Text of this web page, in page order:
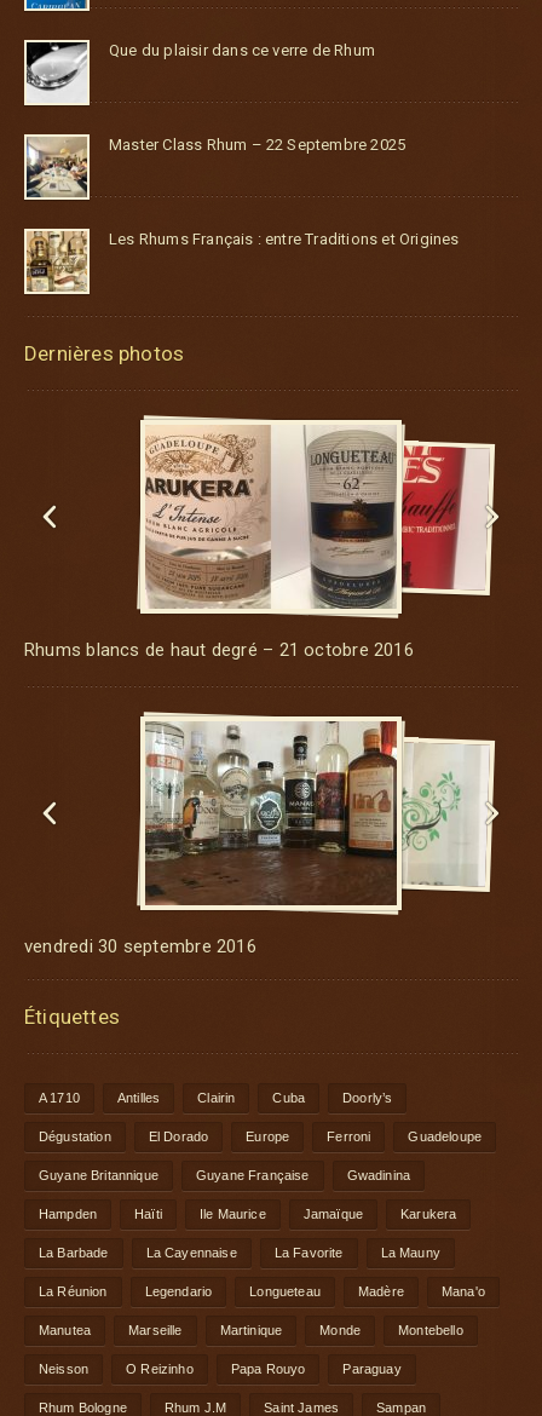
Que du plaisir dans ce verre de Rhum
Master Class Rhum – 22 Septembre 2025
Les Rhums Français : entre Traditions et Origines
Dernières photos
 
Rhums blancs de haut degré – 21 octobre 2016
 
vendredi 30 septembre 2016
Étiquettes
A 1710 Antilles Clairin Cuba Doorly’s
Dégustation El Dorado Europe Ferroni Guadeloupe
Guyane Britannique Guyane Française Gwadinina
Hampden Haïti Ile Maurice Jamaïque Karukera
La Barbade La Cayennaise La Favorite La Mauny
La Réunion Legendario Longueteau Madère Mana'o
Manutea Marseille Martinique Monde Montebello
Neisson O Reizinho Papa Rouyo Paraguay
Rhum Bologne Rhum J.M Saint James Sampan